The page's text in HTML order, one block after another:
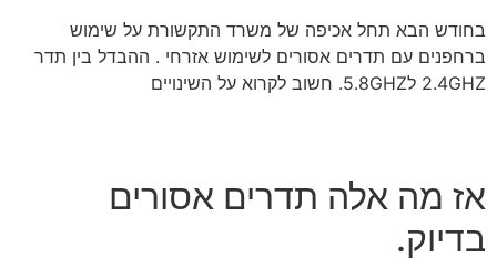
בחודש הבא תחל אכיפה של משרד התקשורת על שימוש
ברחפנים עם תדרים אסורים לשימוש אזרחי . ההבדל בין תדר
2.4GHZ ל5.8GHZ. חשוב לקרוא על השינויים
אז מה אלה תדרים אסורים
בדיוק.